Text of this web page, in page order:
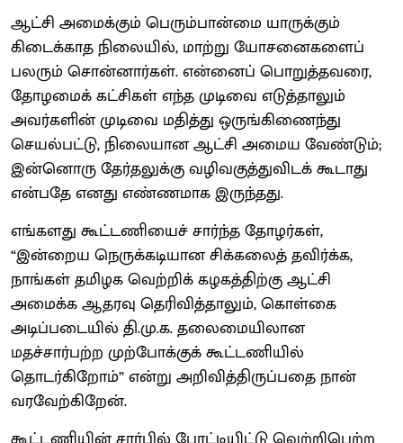
ஆட்சி அமைக்கும் பெரும்பான்மை யாருக்கும்
கிடைக்காத நிலையில், மாற்று யோசனைகளைப்
பலரும் சொன்னார்கள். என்னைப் பொறுத்தவரை,
தோழமைக் கட்சிகள் எந்த முடிவை எடுத்தாலும்
அவர்களின் முடிவை மதித்து ஒருங்கிணைந்து
செயல்பட்டு, நிலையான ஆட்சி அமைய வேண்டும்;
இன்னொரு தேர்தலுக்கு வழிவகுத்துவிடக் கூடாது
என்பதே எனது எண்ணமாக இருந்தது.
எங்களது கூட்டணியைச் சார்ந்த தோழர்கள்,
“இன்றைய நெருக்கடியான சிக்கலைத் தவிர்க்க,
நாங்கள் தமிழக வெற்றிக் கழகத்திற்கு ஆட்சி
அமைக்க ஆதரவு தெரிவித்தாலும், கொள்கை
அடிப்படையில் தி.மு.க. தலைமையிலான
மதச்சார்பற்ற முற்போக்குக் கூட்டணியில்
தொடர்கிறோம்” என்று அறிவித்திருப்பதை நான்
வரவேற்கிறேன்.